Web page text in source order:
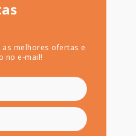
melhores ofertas e
no e-mail!